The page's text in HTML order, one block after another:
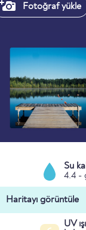
Fotoğraf yükle
Su
4.4 -
Haritayı görüntüle
UV